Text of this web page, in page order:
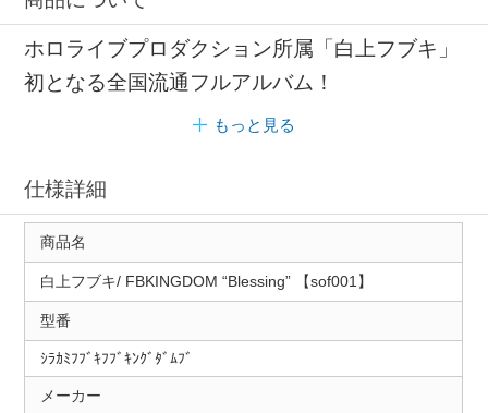
ホロライブプロダクション所属「白上フブキ」
初となる全国流通フルアルバム！
もっと見る
仕様詳細
商品名
白上フブキ/ FBKINGDOM “Blessing” 【sof001】
型番
ｼﾗｶﾐﾌﾌﾞｷﾌﾌﾞｷﾝｸﾞﾀﾞﾑﾌﾞ
メーカー